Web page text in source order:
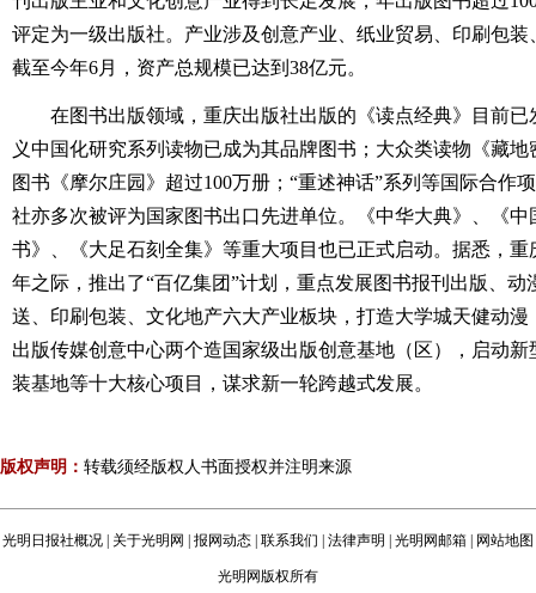
评定为一级出版社。产业涉及创意产业、纸业贸易、印刷包
截至今年6月，资产总规模已达到38亿元。
在图书出版领域，重庆出版社出版的《读点经典》目前已
义中国化研究系列读物已成为其品牌图书；大众类读物《藏
图书《摩尔庄园》超过100万册；“重述神话”系列等国际合作
社亦多次被评为国家图书出口先进单位。《中华大典》、《
书》、《大足石刻全集》等重大项目也已正式启动。据悉，
年之际，推出了“百亿集团”计划，重点发展图书报刊出版、
送、印刷包装、文化地产六大产业板块，打造大学城天健动
出版传媒创意中心两个造国家级出版创意基地（区），启动
装基地等十大核心项目，谋求新一轮跨越式发展。
版权声明： 转载须经版权人书面授权并注明来源
光明日报社概况 关于光明网 报网动态 联系我们 法律声明 光明网邮箱 网站地图
光明网版权所有